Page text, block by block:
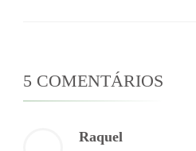
5 COMENTÁRIOS
Raquel